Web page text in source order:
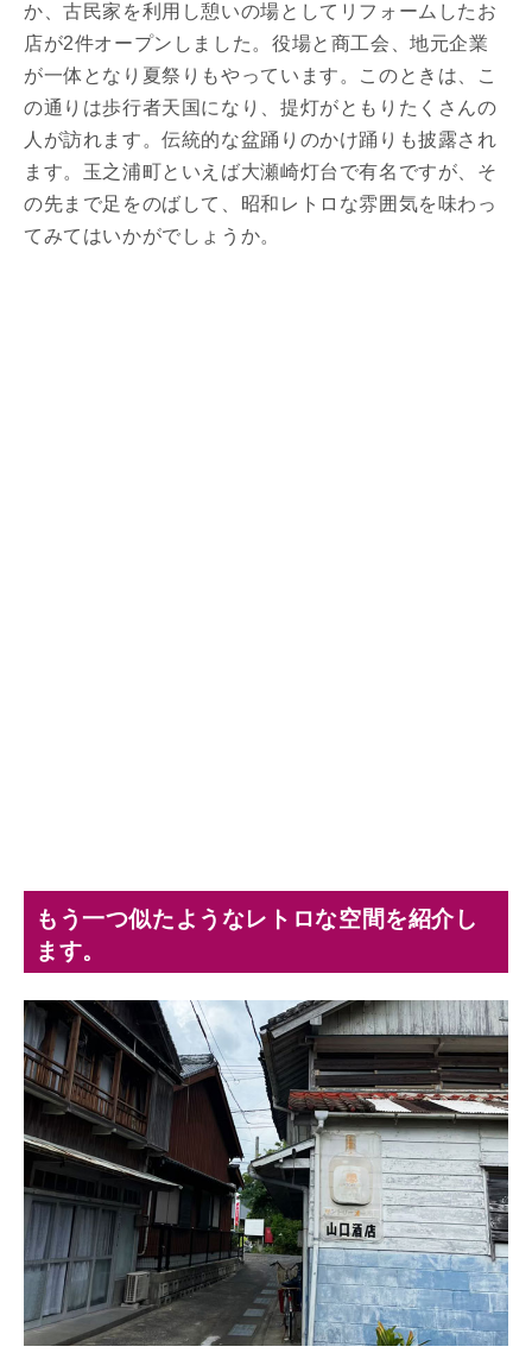
か、古民家を利用し憩いの場としてリフォームしたお
店が2件オープンしました。役場と商工会、地元企業
が一体となり夏祭りもやっています。このときは、こ
の通りは歩行者天国になり、提灯がともりたくさんの
人が訪れます。伝統的な盆踊りのかけ踊りも披露され
ます。玉之浦町といえば大瀬崎灯台で有名ですが、そ
の先まで足をのばして、昭和レトロな雰囲気を味わっ
てみてはいかがでしょうか。
もう一つ似たようなレトロな空間を紹介し
ます。